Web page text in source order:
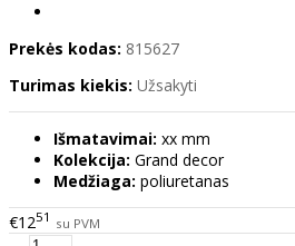
Prekės kodas: 815627
Turimas kiekis: Užsakyti
Išmatavimai: xx mm
Kolekcija: Grand decor
Medžiaga: poliuretanas
€1251 su PVM